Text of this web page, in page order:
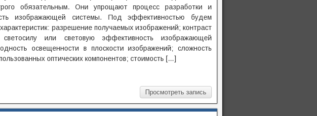
обязательным. Они упрощают процесс разработки и
изображающей системы. Под эффективностью будем
разрешение получаемых изображений; контраст
светосилу или световую эффективность изображающей
освещенности в плоскости изображений; сложность
оптических компонентов; стоимость […]
Просмотреть запись